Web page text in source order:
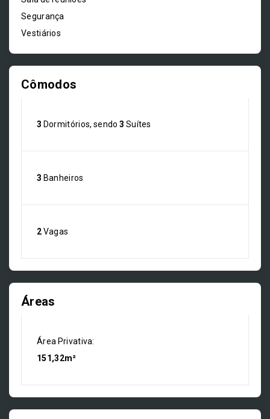
Segurança
Vestiários
Cômodos
3 Dormitórios, sendo3 Suítes
3 Banheiros
2Vagas
Áreas
Área Privativa:
151,32m²